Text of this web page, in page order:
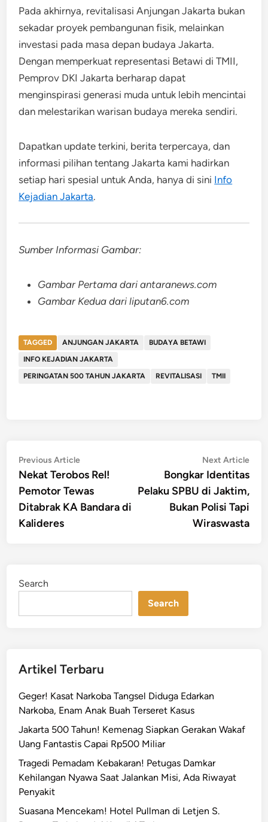
Pada akhirnya, revitalisasi Anjungan Jakarta bukan
sekadar proyek pembangunan fisik, melainkan
investasi pada masa depan budaya Jakarta.
Dengan memperkuat representasi Betawi di TMII,
Pemprov DKI Jakarta berharap dapat
menginspirasi generasi muda untuk lebih mencintai
dan melestarikan warisan budaya mereka sendiri.
Dapatkan update terkini, berita terpercaya, dan
informasi pilihan tentang Jakarta kami hadirkan
setiap hari spesial untuk Anda, hanya di sini Info
Kejadian Jakarta.
Sumber Informasi Gambar:
Gambar Pertama dari antaranews.com
Gambar Kedua dari liputan6.com
TAGGED ANJUNGAN JAKARTA
BUDAYA BETAWI
INFO KEJADIAN JAKARTA
PERINGATAN 500 TAHUN JAKARTA
REVITALISASI TMII
Post
navigation
Previous ArticlePrevious
article:
Nekat Terobos Rel!
Pemotor Tewas
Ditabrak KA Bandara di
Kalideres
Next Article
Bongkar Identitas
Pelaku SPBU di Jaktim,
Bukan Polisi Tapi
Wiraswasta
Search
Search
Artikel Terbaru
Geger! Kasat Narkoba Tangsel Diduga Edarkan
Narkoba, Enam Anak Buah Terseret Kasus
Jakarta 500 Tahun! Kemenag Siapkan Gerakan Wakaf
Uang Fantastis Capai Rp500 Miliar
Tragedi Pemadam Kebakaran! Petugas Damkar
Kehilangan Nyawa Saat Jalankan Misi, Ada Riwayat
Penyakit
Suasana Mencekam! Hotel Pullman di Letjen S.